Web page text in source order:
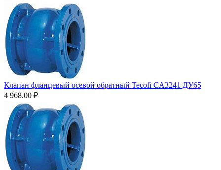
Клапан фланцевый осевой обратный Tecofi CA3241 ДУ65
4 968.00 ₽